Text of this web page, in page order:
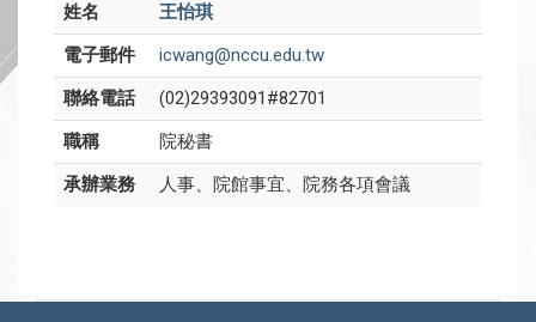
姓名
王怡琪
電子郵件
icwang@nccu.edu.tw
聯絡電話
(02)29393091#82701
職稱
院秘書
承辦業務
人事、院館事宜、院務各項會議